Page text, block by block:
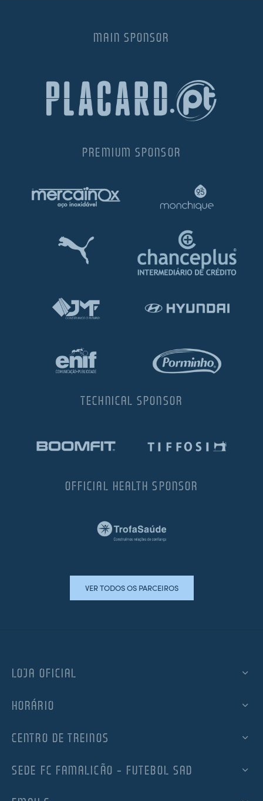
MAIN SPONSOR
PREMIUM SPONSOR
TECHNICAL SPONSOR
OFFICIAL HEALTH SPONSOR
VER TODOS OS PARCEIROS
LOJA OFICIAL
HORÁRIO
CENTRO DE TREINOS
SEDE FC FAMALICÃO – FUTEBOL SAD